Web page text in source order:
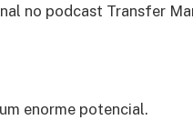
no podcast Transfer
enorme potencial.